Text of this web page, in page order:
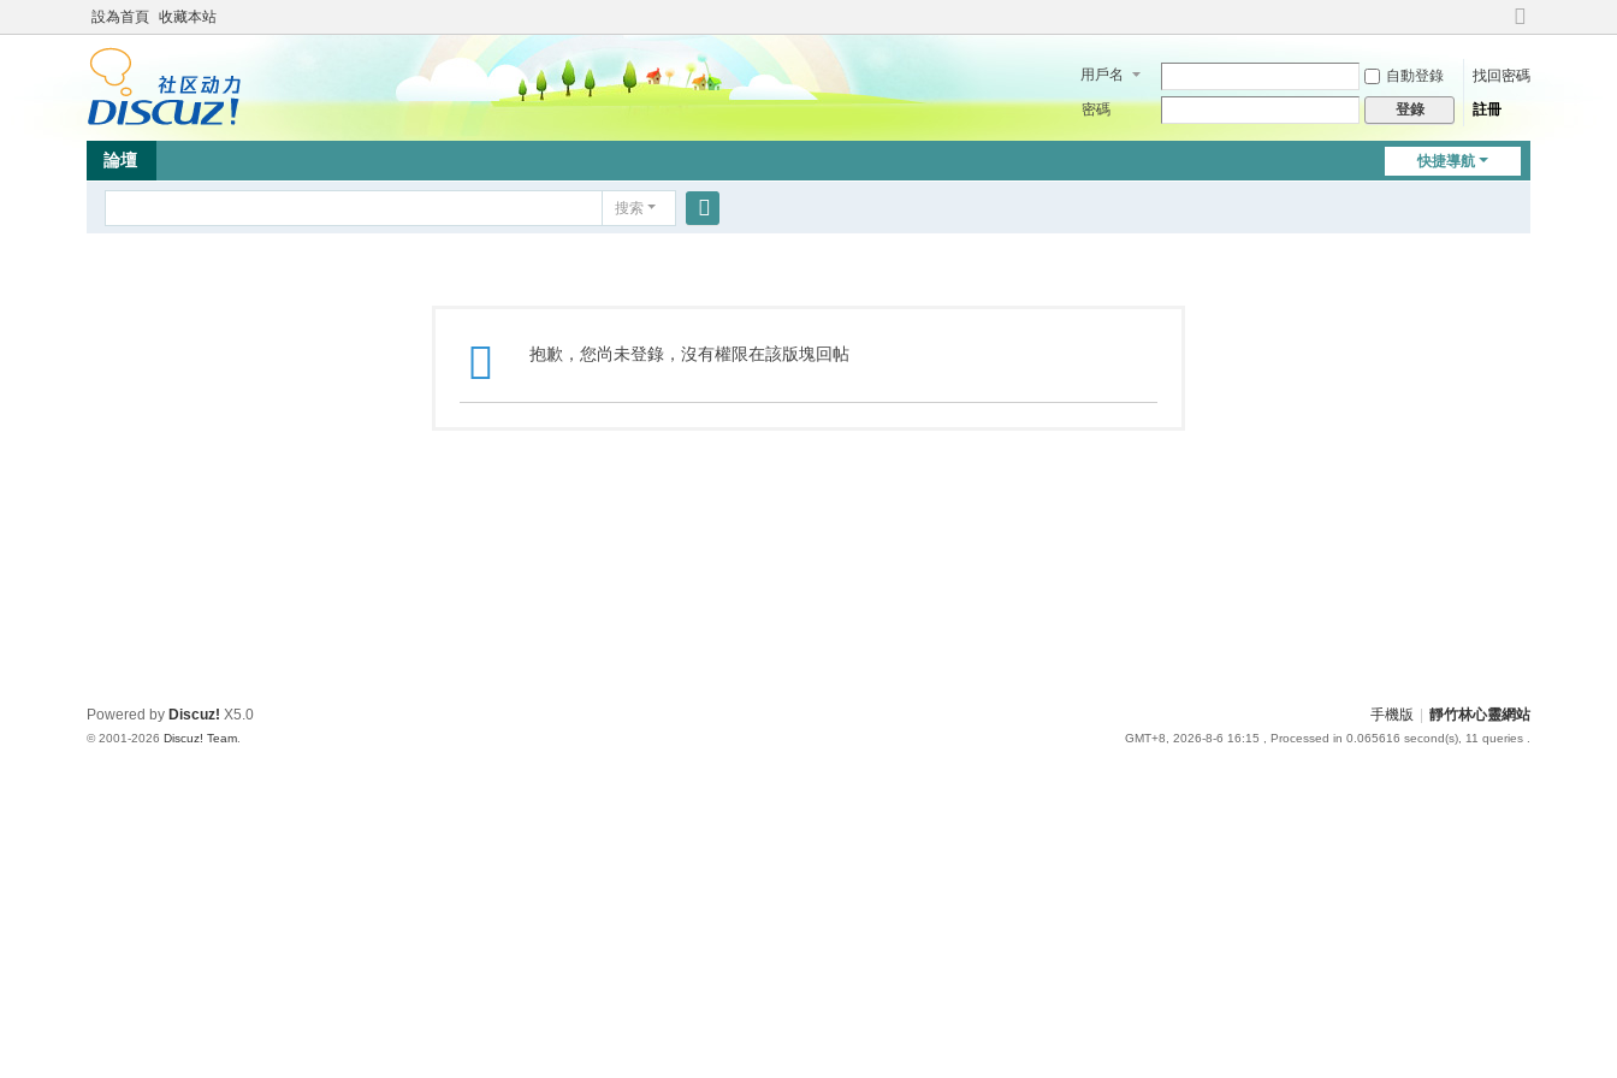
設為首頁 收藏本站
切
到
用戶名 自動登錄
找回密碼
密碼
登錄 註冊
快捷導航
論壇
搜索
抱歉，您尚未登錄，沒有權限在該版塊回帖
手機版 靜竹林心靈網站
GMT+8, 2026-8-6 16:15 , Processed in 0.065616 second(s), 11 queries .
Powered by Discuz! X5.0
© 2001-2026 Discuz! Team